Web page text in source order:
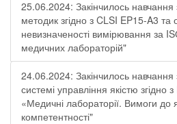
25.06.2024: Закінчилось
методик згідно з CLSI EP15-A3 та
невизначеності вимірювання за
медичних лабораторій"
24.06.2024: Закінчилось
системі управління якістю згідно
«Медичні лабораторії. Вимоги до
компетентності"